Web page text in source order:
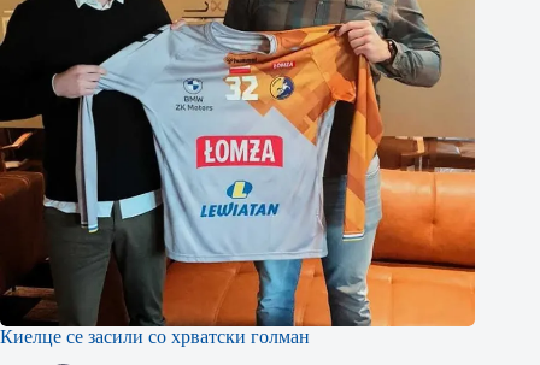
Киелце се засили со хрватски голман